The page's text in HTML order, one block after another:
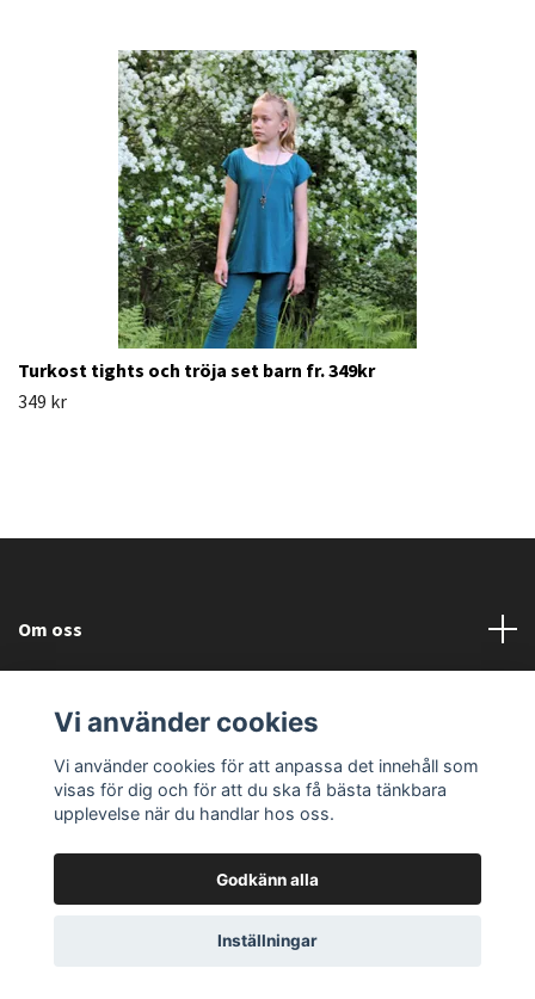
Turkost tights och tröja set barn fr. 349kr
349 kr
Om oss
Sociala medier
© 2026 Fallorka Design and CompanyPowered by Quickbutik
Vi använder cookies
Vi använder cookies för att anpassa det innehåll som
visas för dig och för att du ska få bästa tänkbara
upplevelse när du handlar hos oss.
Godkänn alla
Inställningar